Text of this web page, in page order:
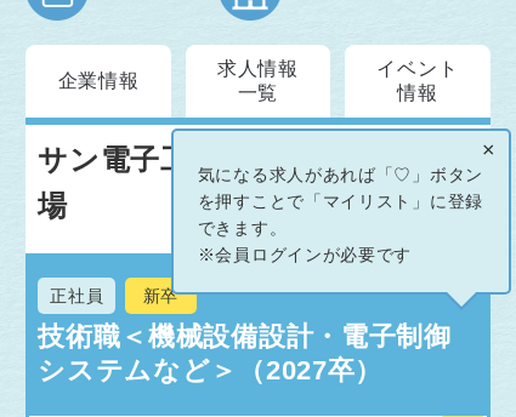
企業情報
求人情報
一覧
イベント
情報
サン電子工業株式会社 出雲工
場
正社員 新卒
技術職＜機械設備設計・電子制御
システムなど＞（2027卒）
×
気になる求人があれば「♡」ボタン
を押すことで「マイリスト」に登録
できます。
※会員ログインが必要です